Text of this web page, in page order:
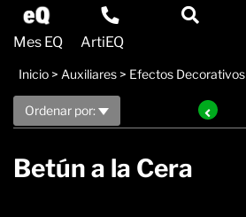
Mes EQ ArtiEQ
Inicio > Auxiliares > Efectos Decorativos
Ordenar por:
Betún a la Cera